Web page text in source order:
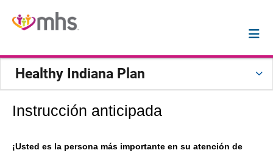
Healthy Indiana Plan
Instrucción anticipada
¡Usted es la persona más importante en su atención de